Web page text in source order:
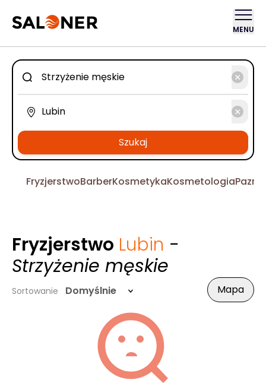
MENU
Szukaj
FryzjerstwoBarberKosmetykaKosmetologia
Fryzjerstwo Lubin -
Strzyżenie męskie
Sortowanie Domyślnie Mapa